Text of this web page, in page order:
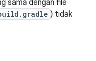
sama dengan file
) tidak